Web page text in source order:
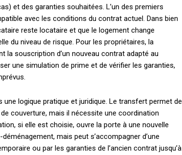
et des garanties souhaitées. L’un des premiers
avec les conditions du contrat actuel. Dans bien
reste locataire et que le logement change
du niveau de risque. Pour les propriétaires, la
la souscription d’un nouveau contrat adapté au
une simulation de prime et de vérifier les garanties,
logique pratique et juridique. Le transfert permet de
couverture, mais il nécessite une coordination
si elle est choisie, ouvre la porte à une nouvelle
mais peut s’accompagner d’une
ou par les garanties de l’ancien contrat jusqu’à